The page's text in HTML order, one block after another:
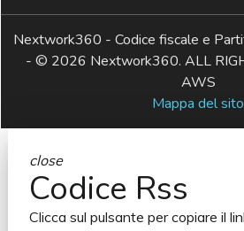
Nextwork360 - Codice fiscale e
- © 2026 Nextwork360. ALL
AWS
Mappa del sito
close
Codice Rss
Clicca sul pulsante per copiare il